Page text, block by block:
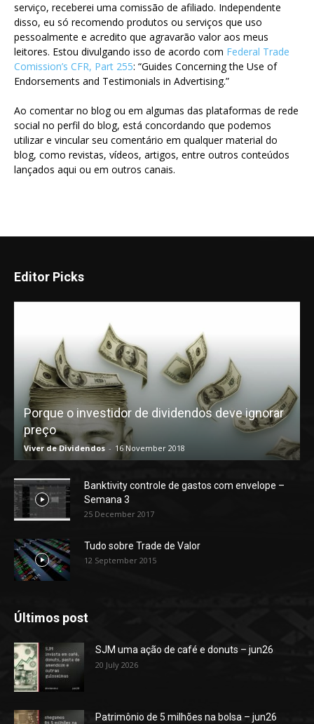
serviço, receberei uma comissão de afiliado. Independente
disso, eu só recomendo produtos ou serviços que uso
pessoalmente e acredito que agravarão valor aos meus
leitores. Estou divulgando isso de acordo com Federal Trade
Comission’s CFR, Part 255: “Guides Concerning the Use of
Endorsements and Testimonials in Advertising.”
Ao comentar no blog ou em algumas das plataformas de rede
social no perfil do blog, está concordando que podemos
utilizar e vincular seu comentário em qualquer material do
blog, como revistas, vídeos, artigos, entre outros conteúdos
lançados aqui ou em outros canais.
Editor Picks
Porque o investidor de dividendos deve ignorar
preço
Viver de Dividendos - 16 November 2018
Banktivity controle de gastos com envelope –
Semana 3
25 December 2017
Tudo sobre Trade de Valor
12 September 2015
Últimos post
SJM uma ação de café e donuts – jun26
20 July 2026
Patrimônio de 5 milhões na bolsa – jun26